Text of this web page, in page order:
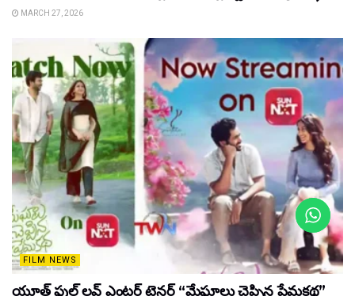
MARCH 27, 2026
FILM NEWS
యూత్ ఫుల్ లవ్ ఎంటర్ టైనర్ “మేఘాలు చెప్పిన ప్రేమకథ”